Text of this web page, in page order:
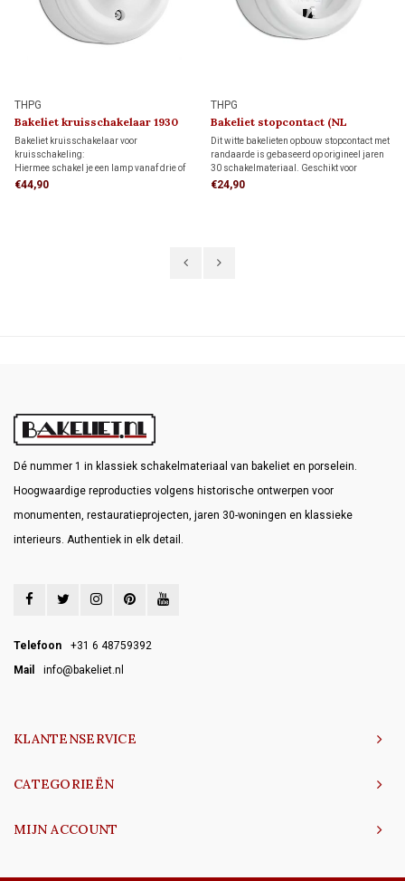
THPG
Bakeliet kruisschakelaar 1930
Bakeliet kruisschakelaar voor
kruisschakeling:
Hiermee schakel je een lamp vanaf drie of
meer schakelaars, in combinatie met twee
€44,90
THPG
Bakeliet stopcontact (NL
kindveilig) 1930
Dit witte bakelieten opbouw stopcontact met
randaarde is gebaseerd op origineel jaren
30 schakelmateriaal. Geschikt voor
bedrading via de achterzijde (wandinvoer)
€24,90
Dé nummer 1 in klassiek schakelmateriaal van bakeliet en porselein.
Hoogwaardige reproducties volgens historische ontwerpen voor
monumenten, restauratieprojecten, jaren 30-woningen en klassieke
interieurs. Authentiek in elk detail.
Telefoon
+31 6 48759392
Mail
info@bakeliet.nl
KLANTENSERVICE
CATEGORIEËN
MIJN ACCOUNT